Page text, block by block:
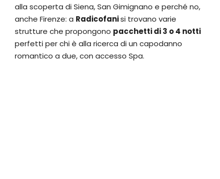
alla scoperta di Siena, San Gimignano e perché no,
anche Firenze: a Radicofanisi trovano varie
strutture che propongono pacchetti di 3 o 4 notti
perfetti per chi è alla ricerca di un capodanno
romantico a due, con accesso Spa.